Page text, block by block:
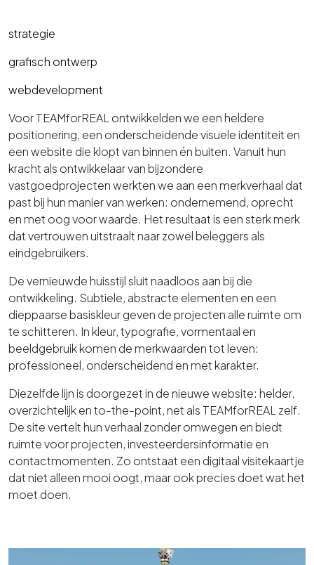
strategie
grafisch ontwerp
webdevelopment
Voor TEAMforREAL ontwikkelden we een heldere
positionering, een onderscheidende visuele identiteit en
een website die klopt van binnen én buiten. Vanuit hun
kracht als ontwikkelaar van bijzondere
vastgoedprojecten werkten we aan een merkverhaal dat
past bij hun manier van werken: ondernemend, oprecht
en met oog voor waarde. Het resultaat is een sterk merk
dat vertrouwen uitstraalt naar zowel beleggers als
eindgebruikers.
De vernieuwde huisstijl sluit naadloos aan bij die
ontwikkeling. Subtiele, abstracte elementen en een
dieppaarse basiskleur geven de projecten alle ruimte om
te schitteren. In kleur, typografie, vormentaal en
beeldgebruik komen de merkwaarden tot leven:
professioneel, onderscheidend en met karakter.
Diezelfde lijn is doorgezet in de nieuwe website: helder,
overzichtelijk en to-the-point, net als TEAMforREAL zelf.
De site vertelt hun verhaal zonder omwegen en biedt
ruimte voor projecten, investeerdersinformatie en
contactmomenten. Zo ontstaat een digitaal visitekaartje
dat niet alleen mooi oogt, maar ook precies doet wat het
moet doen.